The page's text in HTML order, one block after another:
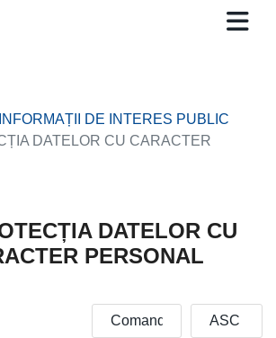
DE INTERES PUBLIC
DATELOR CU CARACTER
DATELOR CU
PERSONAL